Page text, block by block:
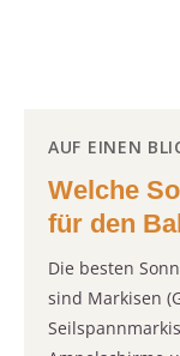
AUF EINEN
Welche
für den
Die besten
sind Markisen